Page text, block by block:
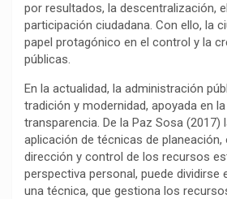
por resultados, la descentralización,
participación ciudadana. Con ello, la
papel protagónico en el control y la
públicas.
En la actualidad, la administración
tradición y modernidad, apoyada en
transparencia. De la Paz Sosa (2017)
aplicación de técnicas de planeación,
dirección y control de los recursos
perspectiva personal, puede dividirse
una técnica, que gestiona los